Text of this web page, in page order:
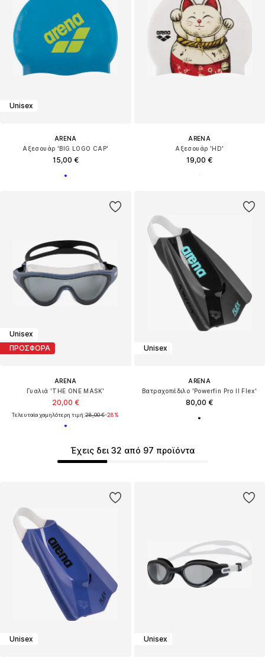
Unisex
ARENA
Αξεσουάρ 'BIG LOGO CAP'
15,00 €
ARENA
Αξεσουάρ 'HD'
19,00 €
Unisex
ΠΡΟΣΦΟΡΑ
ARENA
Γυαλιά 'THE ONE MASK'
20,00 €
Τελευταία χαμηλότερη τιμή:28,00 €-28%
Unisex
ARENA
Βατραχοπέδιλο 'Powerfin Pro II Flex'
80,00 €
Έχεις δει 32 από 97 προϊόντα
Unisex Unisex